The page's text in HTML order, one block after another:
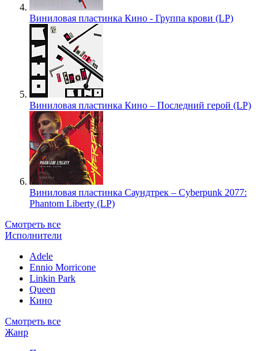
Виниловая пластинка Кино - Группа крови (LP)
Виниловая пластинка Кино – Последний герой (LP)
Виниловая пластинка Саундтрек – Cyberpunk 2077:
Phantom Liberty (LP)
Смотреть все
Исполнители
Adele
Ennio Morricone
Linkin Park
Queen
Кино
Смотреть все
Жанр